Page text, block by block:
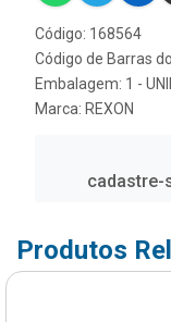
Código: 168564
Código de Barras
Embalagem: 1 -
Marca: REXON
cadastre-
Produtos